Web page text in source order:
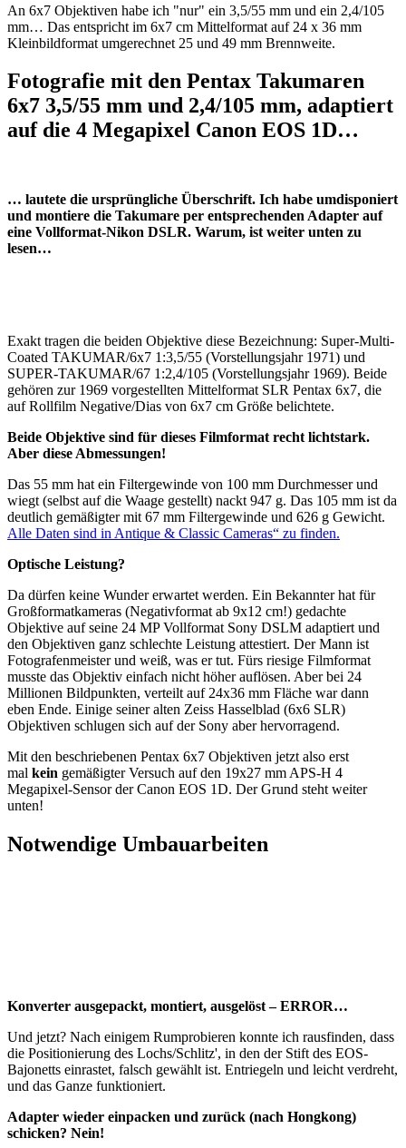
An 6x7 Objektiven habe ich "nur" ein 3,5/55 mm und ein 2,4/105
mm… Das entspricht im 6x7 cm Mittelformat auf 24 x 36 mm
Kleinbildformat umgerechnet 25 und 49 mm Brennweite.
Fotografie mit den Pentax Takumaren
6x7 3,5/55 mm und 2,4/105 mm, adaptiert
auf die 4 Megapixel Canon EOS 1D…
… lautete die ursprüngliche Überschrift. Ich habe umdisponiert
und montiere die Takumare per entsprechenden Adapter auf
eine Vollformat-Nikon DSLR. Warum, ist weiter unten zu
lesen…
Exakt tragen die beiden Objektive diese Bezeichnung: Super-Multi-
Coated TAKUMAR/6x7 1:3,5/55 (Vorstellungsjahr 1971) und
SUPER-TAKUMAR/67 1:2,4/105 (Vorstellungsjahr 1969). Beide
gehören zur 1969 vorgestellten Mittelformat SLR Pentax 6x7, die
auf Rollfilm Negative/Dias von 6x7 cm Größe belichtete.
Beide Objektive sind für dieses Filmformat recht lichtstark.
Aber diese Abmessungen!
Das 55 mm hat ein Filtergewinde von 100 mm Durchmesser und
wiegt (selbst auf die Waage gestellt) nackt 947 g. Das 105 mm ist da
deutlich gemäßigter mit 67 mm Filtergewinde und 626 g Gewicht.
Alle Daten sind in Antique & Classic Cameras“ zu finden.
Optische Leistung?
Da dürfen keine Wunder erwartet werden. Ein Bekannter hat für
Großformatkameras (Negativformat ab 9x12 cm!) gedachte
Objektive auf seine 24 MP Vollformat Sony DSLM adaptiert und
den Objektiven ganz schlechte Leistung attestiert. Der Mann ist
Fotografenmeister und weiß, was er tut. Fürs riesige Filmformat
musste das Objektiv einfach nicht höher auflösen. Aber bei 24
Millionen Bildpunkten, verteilt auf 24x36 mm Fläche war dann
eben Ende. Einige seiner alten Zeiss Hasselblad (6x6 SLR)
Objektiven schlugen sich auf der Sony aber hervorragend.
Mit den beschriebenen Pentax 6x7 Objektiven jetzt also erst
mal kein gemäßigter Versuch auf den 19x27 mm APS-H 4
Megapixel-Sensor der Canon EOS 1D. Der Grund steht weiter
unten!
Notwendige Umbauarbeiten
Konverter ausgepackt, montiert, ausgelöst – ERROR…
Und jetzt? Nach einigem Rumprobieren konnte ich rausfinden, dass
die Positionierung des Lochs/Schlitz', in den der Stift des EOS-
Bajonetts einrastet, falsch gewählt ist. Entriegeln und leicht verdreht,
und das Ganze funktioniert.
Adapter wieder einpacken und zurück (nach Hongkong)
schicken? Nein!